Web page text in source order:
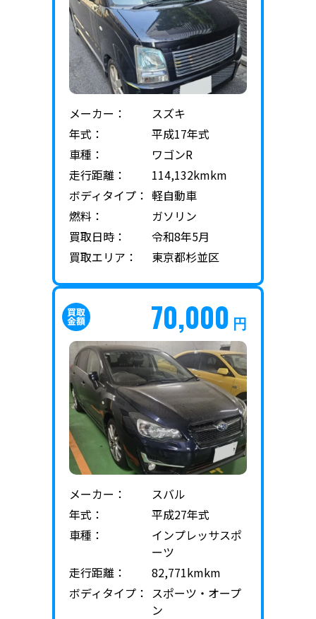
メーカー：
スズキ
年式：
平成17年式
車種：
ワゴンR
走行距離：
114,132kmkm
ボディタイプ： 軽自動車
燃料：
ガソリン
買取日時：
令和8年5月
買取エリア：
東京都杉並区
70,000 円
メーカー：
スバル
年式：
平成27年式
車種：
インプレッサスポ
ーツ
走行距離：
82,771kmkm
ボディタイプ： スポーツ・オープ
ン